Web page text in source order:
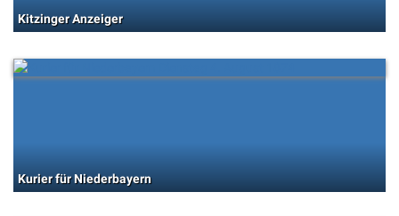
Kitzinger Anzeiger
Kurier für Niederbayern